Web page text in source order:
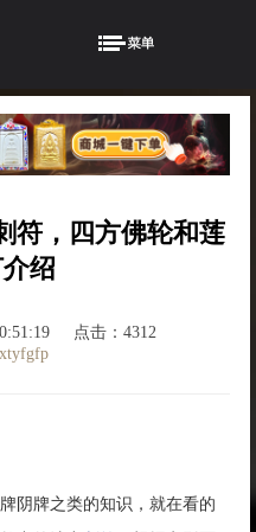
符，四方佛轮和莲
绍
点击：4312
阴牌之类的知识，就在看的